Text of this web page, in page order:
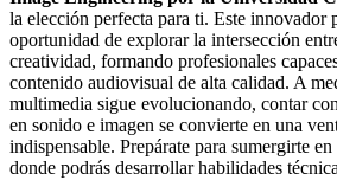
la elección perfecta para ti. Este innovador
oportunidad de explorar la intersección
creatividad, formando profesionales
contenido audiovisual de alta calidad. A
multimedia sigue evolucionando, contar
en sonido e imagen se convierte en una
indispensable. Prepárate para sumergirte
donde podrás desarrollar habilidades